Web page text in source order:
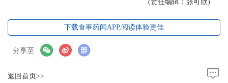
(责任编辑：张可欣)
下载食事药闻APP,阅读体验更佳
分享至
返回首页>>